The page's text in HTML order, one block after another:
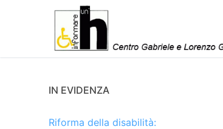
IN EVIDENZA
Riforma della disabilità: